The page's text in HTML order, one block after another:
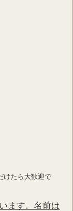
けたら大歓迎で
ます。名前は